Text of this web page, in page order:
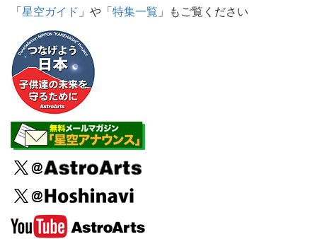
「星空ガイド 」や「特集一覧 」もご覧ください